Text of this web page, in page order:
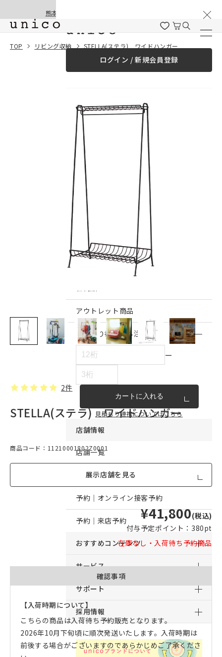
熊本地震の影響による配送遅延と停止について
ログイン / 新規会員登録
商品カテゴリー一覧
カーテン
ラグ
ファブリック雑貨
インテリア雑貨・その他
家具シリーズ一覧
アウトレット商品
見積もり番号から注文する
ー
カートに入れる
見積もり連携についてはこちら
店舗情報
店舗一覧
店舗からのお知らせ
予約｜オンライン接客予約
予約｜来店予約
おすすめコンテンツ
サービス
サポート
採用情報
TOP リビング収納 STELLA(ステラ) ワイドハンガー
一緒に購入する
2件
STELLA(ステラ) ワイドハンガー
商品コード：11210001802Z0001
展示店舗を見る
¥41,800(税込)
付与予定ポイント： 380pt
在庫なし・入荷待ち予約商品
確認事項
【入荷時期について】
こちらの商品は入荷待ち予約販売となります。
2026年10月下旬頃に順次発送いたします。入荷時期は
前後する場合がございますのであらかじめご了承くださ